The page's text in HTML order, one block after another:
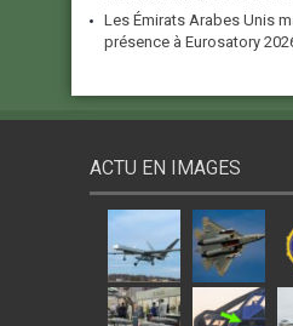
Les Émirats Arabes Unis
présence à Eurosatory
ACTU EN IMAGES